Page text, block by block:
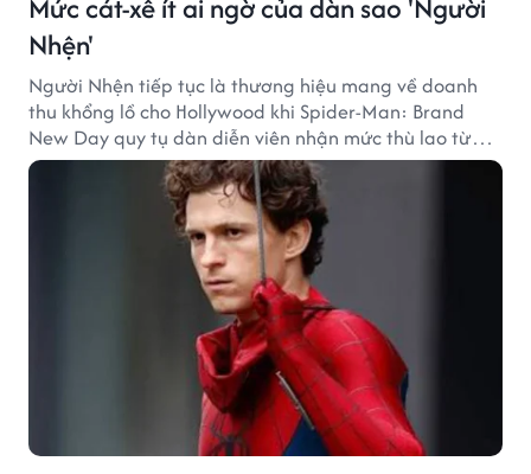
Mức cát-xê ít ai ngờ của dàn sao 'Người
Nhện'
Người Nhện tiếp tục là thương hiệu mang về doanh
thu khổng lồ cho Hollywood khi Spider-Man: Brand
New Day quy tụ dàn diễn viên nhận mức thù lao từ
hàng chục đến hàng trăm tỷ đồng. Thành công phòng
vé của bộ phim cũng giúp nhiều ngôi sao sở hữu khoản
thu nhập đáng mơ ước.